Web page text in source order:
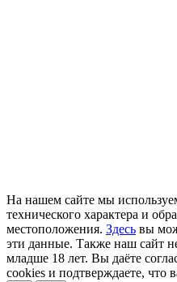
На нашем сайте мы
технического характера и
местоположения. Здесь вы
эти данные. Также наш сайт
младше 18 лет. Вы даёте
cookies и подтверждаете, что